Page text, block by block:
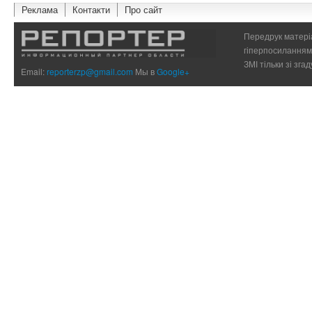
Реклама Контакти Про сайт
Email:reporterzp@gmail.com Мы вGoogle+
Передрук
ЗМІ тільки зі